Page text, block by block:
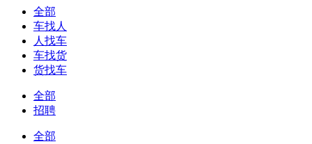
全部
车找人
人找车
车找货
货找车
全部
招聘
全部